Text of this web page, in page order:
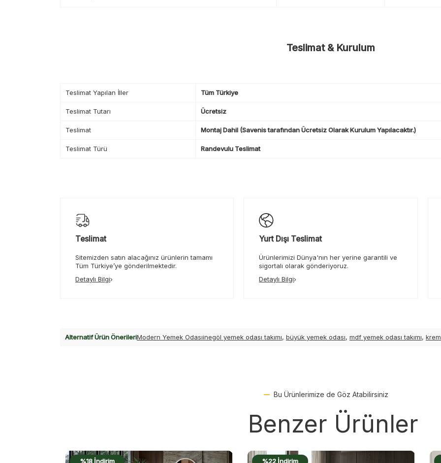
Teslimat & Kurulum
Teslimat Yapılan İller Tüm Türkiye
Teslimat Tutarı Ücretsiz
Teslimat Montaj Dahil (Savenis tarafından Ücretsiz Olarak Kurulum Yapılacaktır.)
Teslimat Türü Randevulu Teslimat
Teslimat
Sitemizden satın alacağınız ürünlerin tamamı
Tüm Türkiye’ye gönderilmektedir.
Detaylı Bilgi
Yurt Dışı Teslimat
Ürünlerimizi Dünya'nın her yerine garantili ve
sigortalı olarak gönderiyoruz.
Detaylı Bilgi
Alternatif Ürün ÖnerileriModern Yemek Odasıinegöl yemek odası takımı, büyük yemek odası, mdf yemek odası takımı,
Bu Ürünlerimize de Göz Atabilirsiniz
Benzer Ürünler
%22 İndirim %19 İndirim